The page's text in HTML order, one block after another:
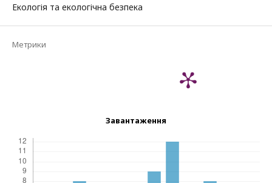
Екологія та екологічна безпека
Метрики
Завантаження